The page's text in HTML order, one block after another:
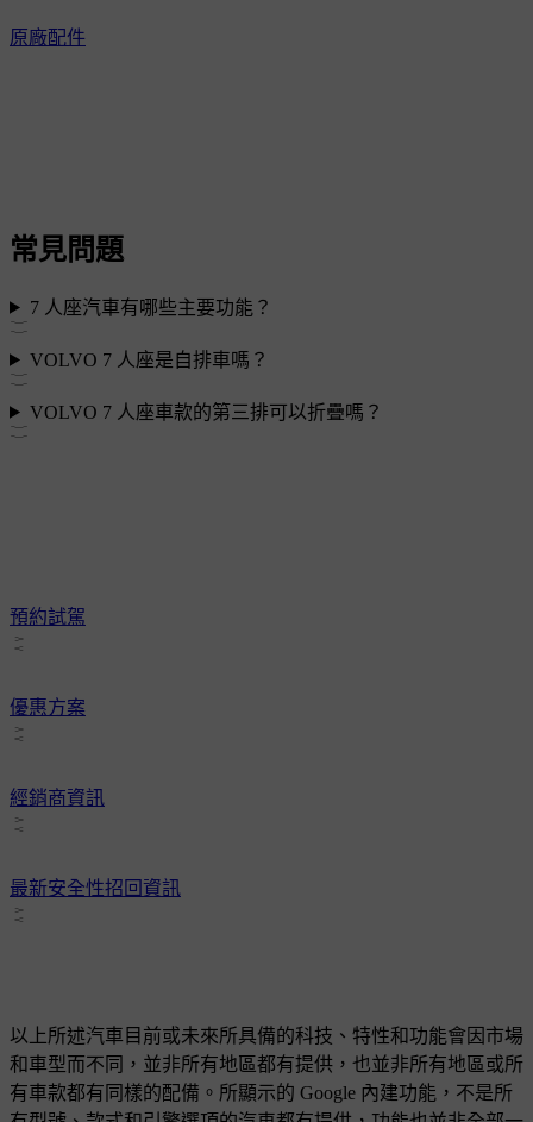
原廠配件
常見問題
7 人座汽車有哪些主要功能？
VOLVO 7 人座是自排車嗎？
VOLVO 7 人座車款的第三排可以折疊嗎？
預約試駕
優惠方案
經銷商資訊
最新安全性招回資訊
以上所述汽車目前或未來所具備的科技、特性和功能會因市場
和車型而不同，並非所有地區都有提供，也並非所有地區或所
有車款都有同樣的配備。所顯示的 Google 內建功能，不是所